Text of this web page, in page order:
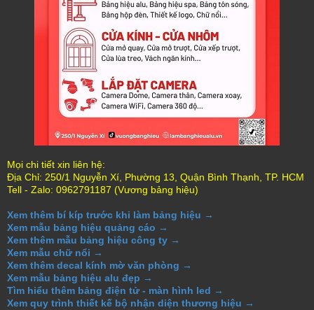
Mọi chi tiết xin liên hệ:
Địa Chỉ: 250/1 Nguyễn Xí, Phường 13, Quận Bình Thạnh, TP. HCM
Tell - Zalo: 0962791187 (Vương bảng hiệu)
Xem thêm bí kíp trước khi làm bảng hiệu →
Xem mẫu bảng hiệu quảng cáo →
Xem thêm mẫu bảng hiệu công ty →
Xem mẫu chữ nổi →
Xem thêm decal kính mờ văn phòng →
Xem mẫu bảng hiệu alu đẹp →
Tìm hiểu thêm bảng điện tử - màn hình led →
Xem quy trình thiết kế bộ nhận diện thương hiệu →